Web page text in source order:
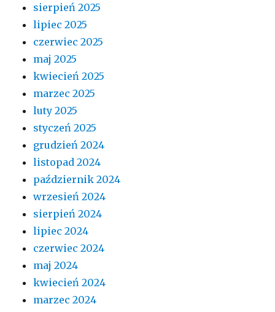
sierpień 2025
lipiec 2025
czerwiec 2025
maj 2025
kwiecień 2025
marzec 2025
luty 2025
styczeń 2025
grudzień 2024
listopad 2024
październik 2024
wrzesień 2024
sierpień 2024
lipiec 2024
czerwiec 2024
maj 2024
kwiecień 2024
marzec 2024